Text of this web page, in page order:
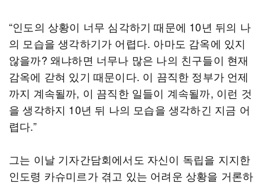
“인도의 상황이 너무 심각하기 때문에 10년 뒤의 나
의 모습을 생각하기가 어렵다. 아마도 감옥에 있지
않을까? 왜냐하면 너무나 많은 나의 친구들이 현재
감옥에 갇혀 있기 때문이다. 이 끔직한 정부가 언제
까지 계속될까, 이 끔직한 일들이 계속될까, 이런 것
을 생각하지 10년 뒤 나의 모습을 생각하긴 지금 어
렵다.”
그는 이날 기자간담회에서도 자신이 독립을 지지한
인도령 카슈미르가 겪고 있는 어려운 상황을 거론하